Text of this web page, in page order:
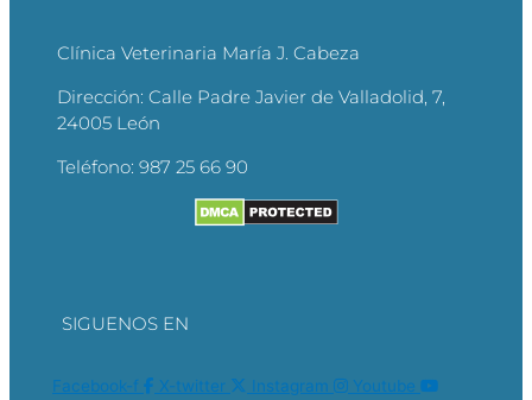
Clínica Veterinaria María J. Cabeza
Dirección: Calle Padre Javier de Valladolid, 7,
24005 León
Teléfono: 987 25 66 90
SIGUENOS EN
Facebook-f X-twitter Instagram Youtube